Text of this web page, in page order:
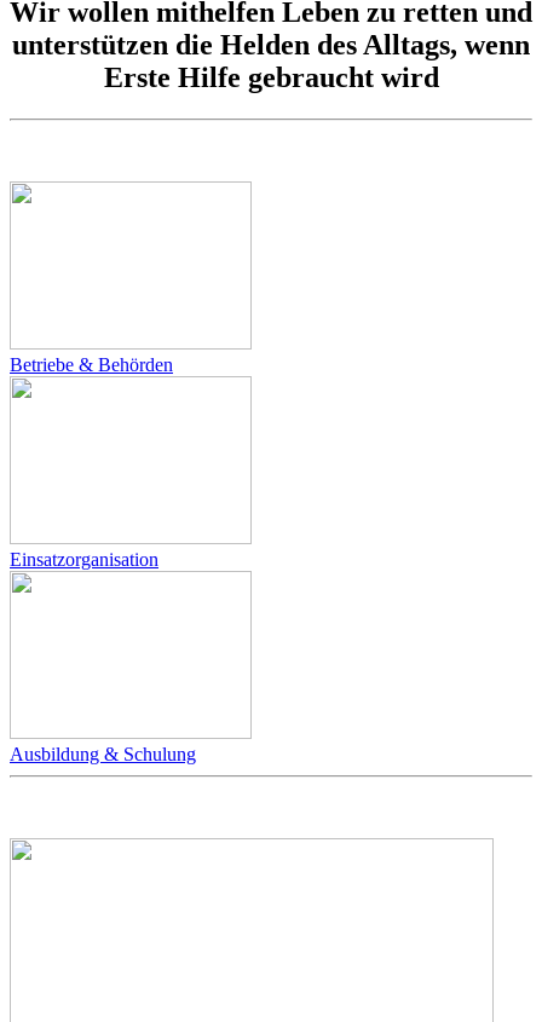
Wir wollen mithelfen Leben zu retten und
unterstützen die Helden des Alltags, wenn
Erste Hilfe gebraucht wird
Betriebe & Behörden
Einsatzorganisation
Ausbildung & Schulung